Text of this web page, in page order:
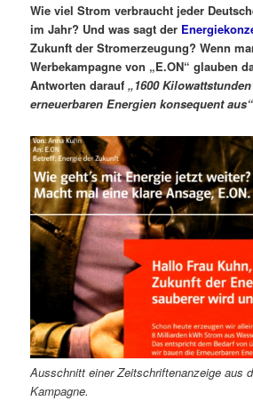
Wie viel Strom verbraucht jeder
im Jahr? Und was sagt der
Zukunft der Stromerzeugung? Wenn
Werbekampagne von „E.ON“ glauben
Antworten darauf„1600
erneuerbaren Energien konsequent aus“
Ausschnitt einer Zeitschriftenanzeige aus
Kampagne.